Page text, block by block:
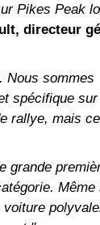
Pikes Peak
directeur
Nous sommes
spécifique
rallye, mais
grande
Même